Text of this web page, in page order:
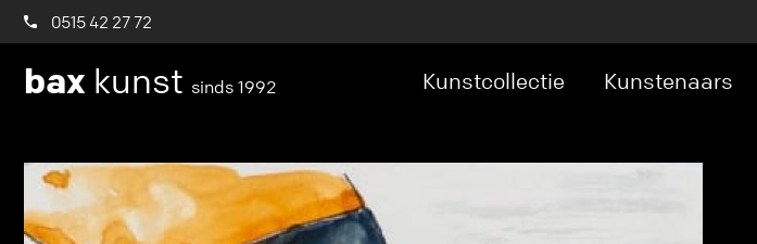
0515 42 27 72
bax kunst sinds 1992 Kunstcollectie Kunstenaars